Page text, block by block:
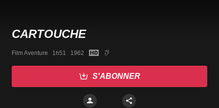
CARTOUCHE
Film Aventure   1h51   1962
S'ABONNER